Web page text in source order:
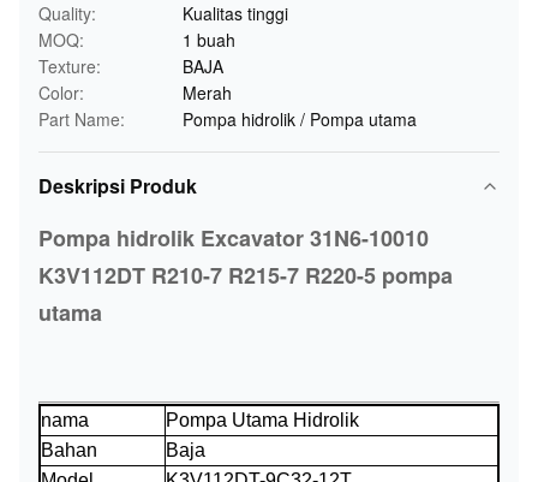
Quality:
Kualitas tinggi
MOQ:
1 buah
Texture:
BAJA
Color:
Merah
Part Name:
Pompa hidrolik / Pompa utama
Deskripsi Produk
Pompa hidrolik Excavator 31N6-10010
K3V112DT R210-7 R215-7 R220-5 pompa
utama
nama
Pompa Utama Hidrolik
Bahan
Baja